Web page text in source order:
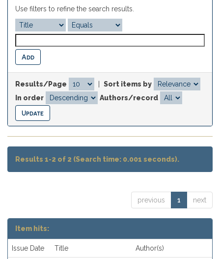
Use filters to refine the search results.
Results/Page
Sort items by
In order
Authors/record
Results 1-2 of 2 (Search time: 0.001 seconds).
previous 1 next
Item hits:
Issue Date Title Author(s)